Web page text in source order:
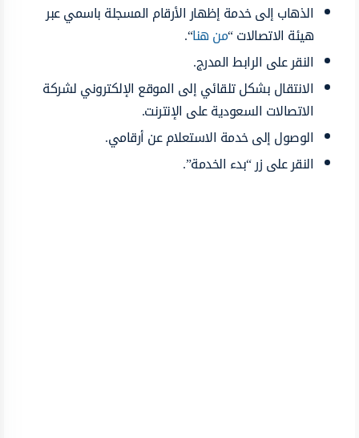
الذهاب إلى خدمة إظهار الأرقام المسجلة باسمي عبر
هيئة الاتصالات “من هنا“.
النقر على الرابط المدرج.
الانتقال بشكل تلقائي إلى الموقع الإلكتروني لشركة
الاتصالات السعودية على الإنترنت.
الوصول إلى خدمة الاستعلام عن أرقامي.
النقر على زر “بدء الخدمة”.